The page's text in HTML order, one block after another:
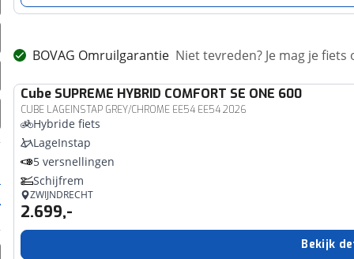
BOVAG Omruilgarantie Niet tevreden? Je mag je fiets
Cube SUPREME HYBRID COMFORT SE ONE 600
CUBE LAGEINSTAP GREY/CHROME EE54 EE54 2026
Hybride fiets
LageInstap
5 versnellingen
Schijfrem
ZWIJNDRECHT
2.699,-
Bekijk